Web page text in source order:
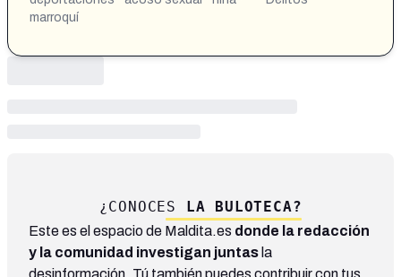
marroquí
¿CONOCES LA BULOTECA?
Este es el espacio de Maldita.es donde la redacción
y la comunidad investigan juntas la
desinformación. Tú también puedes contribuir con tus